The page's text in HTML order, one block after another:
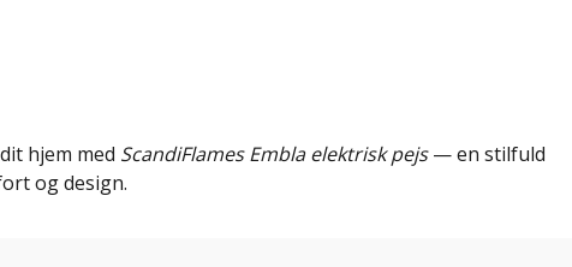
hjem med ScandiFlames Embla elektrisk pejs— en stilfuld
og design.